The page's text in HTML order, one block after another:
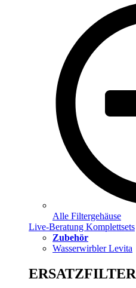
Alle Filtergehäuse
Live-Beratung Komplettsets
Zubehör
Wasserwirbler Levita
ERSATZFILTER